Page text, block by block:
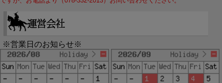
※営業日のお知らせ※